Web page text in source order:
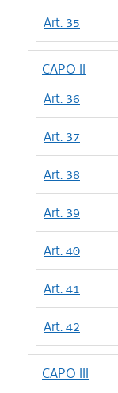
Art. 35
CAPO II
Art. 36
Art. 37
Art. 38
Art. 39
Art. 40
Art. 41
Art. 42
CAPO III